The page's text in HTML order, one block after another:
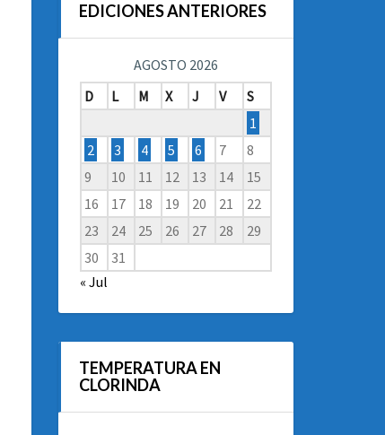
EDICIONES ANTERIORES
AGOSTO 2026
D
L M X J V
S
1
2
3 4 5 6 7
8
9
10 11 12 13 14
15
16
17 18 19 20 21
22
23
24 25 26 27 28
29
30
31
« Jul
TEMPERATURA EN
CLORINDA